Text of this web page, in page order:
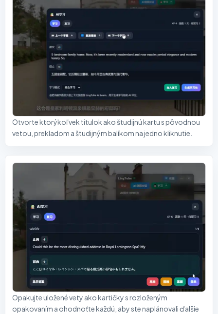
Otvorte ktorýkoľvek titulok ako študijnú kartu s pôvodnou
vetou, prekladom a študijným balíkom na jedno kliknutie.
Opakujte uložené vety ako kartičky s rozloženým
opakovaním a ohodnoťte každú, aby ste naplánovali ďalšie